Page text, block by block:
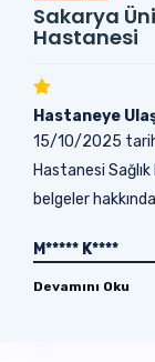
Sakarya
Hastanesi
Hastaneye
15/10/2025
Hastanesi
belgeler
M***** K****
Devamını Oku